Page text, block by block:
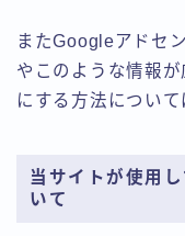
またGoogleアドセ
やこのような情報
にする方法について
当サイトが使用
いて